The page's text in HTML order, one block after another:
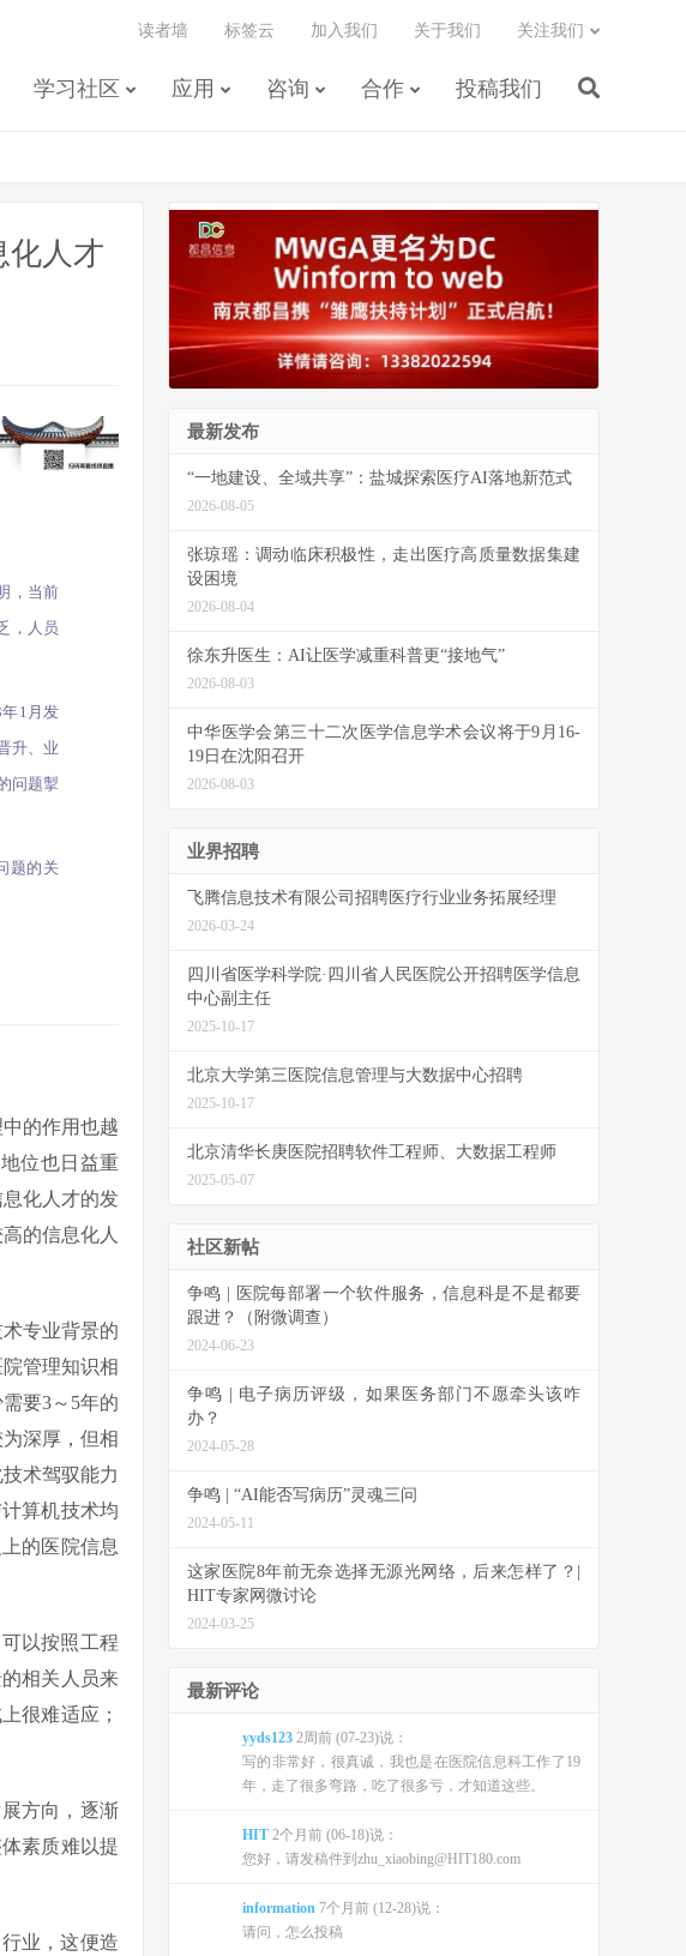
学习社区 应用 咨询 合作 投稿我们
读者墙 标签云 加入我们 关于我们 关注我们
化人才
，当前
，人员
1月发
升、业
问题掣
题的关
的作用也越
位也日益重
化人才的发
的信息化人
专业背景的
管理知识相
要3～5年的
深厚，但相
术驾驭能力
算机技术均
的医院信息
以按照工程
相关人员来
很难适应；
方向，逐渐
素质难以提
业，这便造
最新发布
“一地建设、全域共享”：盐城探索医疗AI落地新范式
2026-08-05
张琼瑶：调动临床积极性，走出医疗高质量数据集建
设困境
2026-08-04
徐东升医生：AI让医学减重科普更“接地气”
2026-08-03
中华医学会第三十二次医学信息学术会议将于9月16-
19日在沈阳召开
2026-08-03
业界招聘
飞腾信息技术有限公司招聘医疗行业业务拓展经理
2026-03-24
四川省医学科学院·四川省人民医院公开招聘医学信息
中心副主任
2025-10-17
北京大学第三医院信息管理与大数据中心招聘
2025-10-17
北京清华长庚医院招聘软件工程师、大数据工程师
2025-05-07
社区新帖
争鸣 | 医院每部署一个软件服务，信息科是不是都要
跟进？（附微调查）
2024-06-23
争鸣 | 电子病历评级，如果医务部门不愿牵头该咋
办？
2024-05-28
争鸣 | “AI能否写病历”灵魂三问
2024-05-11
这家医院8年前无奈选择无源光网络，后来怎样了？|
HIT专家网微讨论
2024-03-25
最新评论
yyds123 2周前 (07-23)说：
写的非常好，很真诚，我也是在医院信息科工作了19
年，走了很多弯路，吃了很多亏，才知道这些。
HIT 2个月前 (06-18)说：
您好，请发稿件到zhu_xiaobing@HIT180.com
information 7个月前 (12-28)说：
请问，怎么投稿